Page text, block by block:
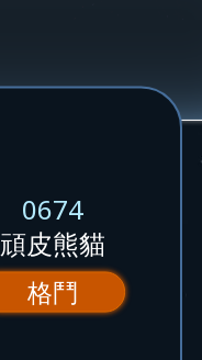
0674
頑皮熊貓
格鬥